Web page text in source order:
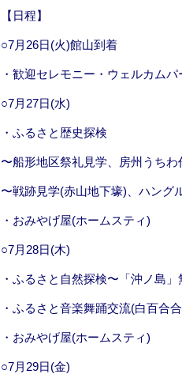
【日程】
○7月26日(火)館山到着
・歓迎セレモニー・ウェルカム
○7月27日(水)
・ふるさと歴史探検
〜船形地区祭礼見学、房州うち
〜戦跡見学(赤山地下壕)、ハング
・おみやげ屋(ホームスティ)
○7月28日(木)
・ふるさと自然探検〜「沖ノ島
・ふるさと音楽舞踊交流(白百合
・おみやげ屋(ホームスティ)
○7月29日(金)